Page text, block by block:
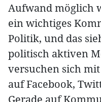
Aufwand möglich
ein wichtiges
Politik, und das
politisch aktiven
versuchen sich
auf Facebook,
Gerade auf